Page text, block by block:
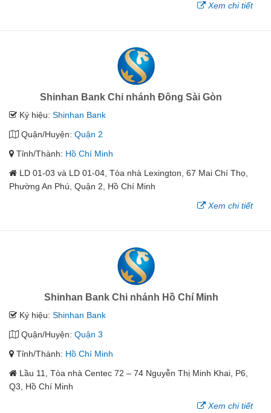
Xem chi tiết
Shinhan Bank Chi nhánh Đông Sài Gòn
Ký hiệu: Shinhan Bank
Quận/Huyện: Quận 2
Tỉnh/Thành: Hồ Chí Minh
LD 01-03 và LD 01-04, Tòa nhà Lexington, 67 Mai Chí Thọ,
Phường An Phú, Quận 2, Hồ Chí Minh
Xem chi tiết
Shinhan Bank Chi nhánh Hồ Chí Minh
Ký hiệu: Shinhan Bank
Quận/Huyện: Quận 3
Tỉnh/Thành: Hồ Chí Minh
Lầu 11, Tòa nhà Centec 72 – 74 Nguyễn Thị Minh Khai, P6,
Q3, Hồ Chí Minh
Xem chi tiết